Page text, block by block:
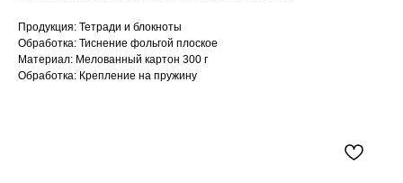
Продукция: Тетради и блокноты
Обработка: Тиснение фольгой плоское
Материал: Мелованный картон 300 г
Обработка: Крепление на пружину